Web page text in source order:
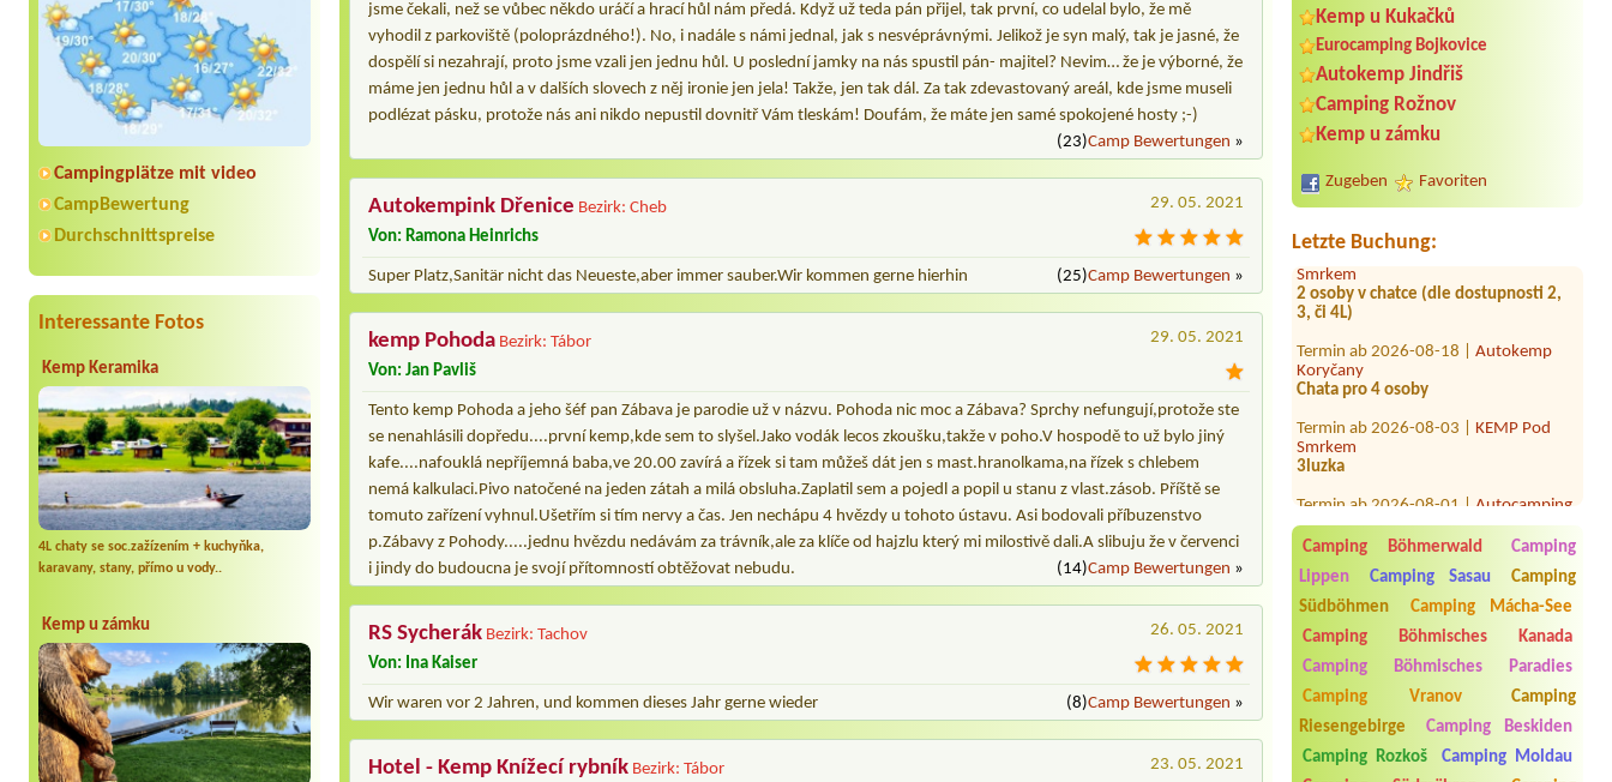
Campingplätze mit video
CampBewertung
Durchschnittspreise
Interessante Fotos
Kemp Keramika
4L chaty se soc.zažízením + kuchyňka,
karavany, stany, přímo u vody..
Kemp u zámku
Kemp u Kukačků
Eurocamping Bojkovice
Autokemp Jindřiš
Camping Rožnov
Kemp u zámku
Zugeben Favoriten
Letzte Buchung:
Termin ab 2026-08-13 |
Vyskytná
elektrická přípojka
Smrkem
2 osoby v chatce (dle dostupnosti 2,
3, či 4L)
Termin ab 2026-08-18 |
Koryčany
Chata pro 4 osoby
Termin ab 2026-08-03 |
Smrkem
3luzka
Termin ab 2026-08-01 |
Antýgl
Termin ab 2026-07-28 |Autokemp
Beroun Na Hrázi
Termin ab 2026-08-07 |Kemp Oáza
1místo pro stan 2dospělý + 3 děti +
pes1místo u vody + el.přípojka + 2
dospělý + 3 děti +pes
Termin ab 2026-08-11 |Kemp U Fíka -
Nahořany
2 x 4L chatka - 5 dospělých osob + 3
Camping Böhmerwald
Camping
Lippen
Camping Sasau
Camping
Südböhmen
Camping Mácha-See
Camping Böhmisches Kanada
Camping Böhmisches Paradies
Camping Vranov
Camping
Riesengebirge
Camping Beskiden
Camping Rozkoš
Camping Moldau
jsme čekali, než se vůbec někdo uráčí a hrací hůl nám předá. Když už teda pán přijel, tak první, co udelal bylo, že mě
vyhodil z parkoviště (poloprázdného!). No, i nadále s námi jednal, jak s nesvéprávnými. Jelikož je syn malý, tak je jasné, že
dospělí si nezahrají, proto jsme vzali jen jednu hůl. U poslední jamky na nás spustil pán- majitel? Nevim… že je výborné, že
máme jen jednu hůl a v dalších slovech z něj ironie jen jela! Takže, jen tak dál. Za tak zdevastovaný areál, kde jsme museli
podlézat pásku, protože nás ani nikdo nepustil dovnitř Vám tleskám! Doufám, že máte jen samé spokojené hosty ;-)
(23)Camp Bewertungen »
Autokempink Dřenice Bezirk: Cheb
29. 05. 2021
Von: Ramona Heinrichs
Super Platz,Sanitär nicht das Neueste,aber immer sauber.Wir kommen gerne hierhin (25)Camp Bewertungen »
kemp Pohoda Bezirk: Tábor
29. 05. 2021
Von: Jan Pavliš
Tento kemp Pohoda a jeho šéf pan Zábava je parodie už v názvu. Pohoda nic moc a Zábava? Sprchy nefungují,protože ste
se nenahlásili dopředu....první kemp,kde sem to slyšel.Jako vodák lecos zkoušku,takže v poho.V hospodě to už bylo jiný
kafe....nafouklá nepříjemná baba,ve 20.00 zavírá a řízek si tam můžeš dát jen s mast.hranolkama,na řízek s chlebem
nemá kalkulaci.Pivo natočené na jeden zátah a milá obsluha.Zaplatil sem a pojedl a popil u stanu z vlast.zásob. Příště se
tomuto zařízení vyhnul.Ušetřím si tím nervy a čas. Jen nechápu 4 hvězdy u tohoto ústavu. Asi bodovali příbuzenstvo
p.Zábavy z Pohody.....jednu hvězdu nedávám za trávník,ale za klíče od hajzlu který mi milostivě dali.A slibuju že v červenci
i jindy do budoucna je svojí přítomností obtěžovat nebudu.
(14)Camp Bewertungen »
RS Sycherák Bezirk: Tachov
26. 05. 2021
Von: Ina Kaiser
Wir waren vor 2 Jahren, und kommen dieses Jahr gerne wieder (8)Camp Bewertungen »
Hotel - Kemp Knížecí rybník Bezirk: Tábor
23. 05. 2021